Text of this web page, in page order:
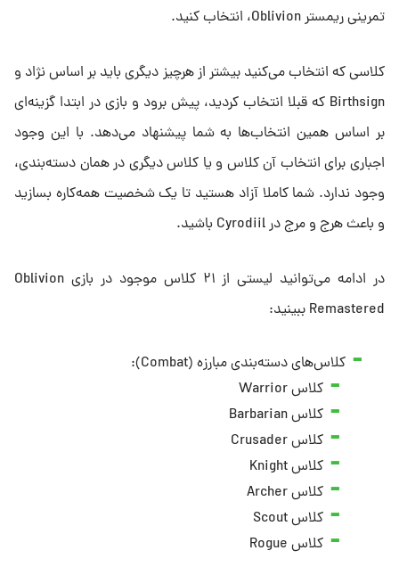
تمرینی ریمستر Oblivion، انتخاب کنید.
کلاسی که انتخاب می‌کنید بیشتر از هرچیز دیگری باید بر اساس نژاد و
Birthsign که قبلا انتخاب کردید، پیش برود و بازی در ابتدا گزینه‌ای
بر اساس همین انتخاب‌ها به شما پیشنهاد می‌دهد. با این وجود
اجباری برای انتخاب آن کلاس و یا کلاس دیگری در همان دسته‌بندی،
وجود ندارد. شما کاملا آزاد هستید تا یک شخصیت همه‌کاره بسازید
و باعث هرج و مرج در Cyrodiil باشید.
در ادامه می‌توانید لیستی از ۲۱ کلاس موجود در بازی Oblivion
Remastered ببینید:
کلاس‌های دسته‌بندی مبارزه (Combat):
کلاس Warrior
کلاس Barbarian
کلاس Crusader
کلاس Knight
کلاس Archer
کلاس Scout
کلاس Rogue